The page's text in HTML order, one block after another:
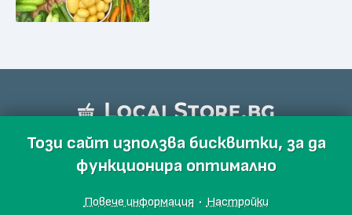
Този сайт използва бисквитки, за да
функционира оптимално
Повече информация · Настройки